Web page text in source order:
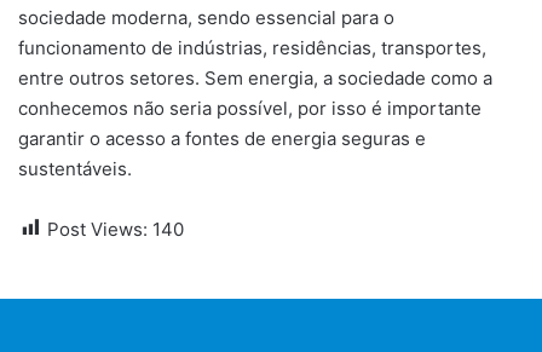
sociedade moderna, sendo essencial para o
funcionamento de indústrias, residências, transportes,
entre outros setores. Sem energia, a sociedade como a
conhecemos não seria possível, por isso é importante
garantir o acesso a fontes de energia seguras e
sustentáveis.
Post Views: 140